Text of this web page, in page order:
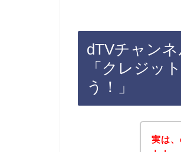
dTVチャン
「クレジッ
う！」
実は